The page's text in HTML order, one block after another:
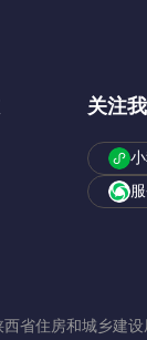
关注
西省住房和城乡建